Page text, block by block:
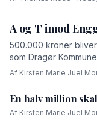
A og T imod
500.000 kroner
som Dragør
forhandle med OK-
Af Kirsten Marie Juel
En halv million
Af Kirsten Marie Juel